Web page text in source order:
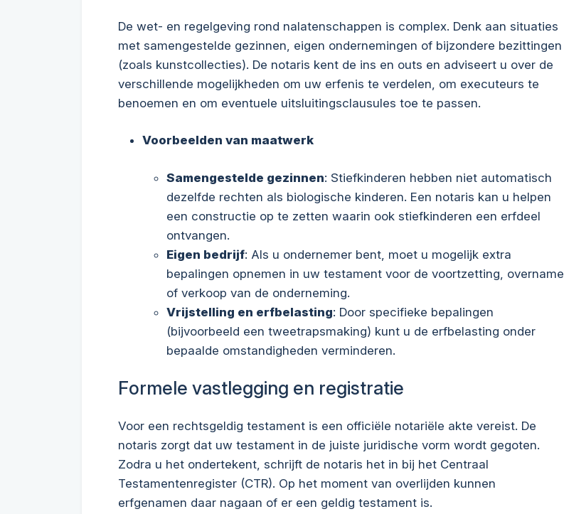
De wet- en regelgeving rond nalatenschappen is complex. Denk aan situaties
met samengestelde gezinnen, eigen ondernemingen of bijzondere bezittingen
(zoals kunstcollecties). De notaris kent de ins en outs en adviseert u over de
verschillende mogelijkheden om uw erfenis te verdelen, om executeurs te
benoemen en om eventuele uitsluitingsclausules toe te passen.
Voorbeelden van maatwerk
Samengestelde gezinnen: Stiefkinderen hebben niet automatisch
dezelfde rechten als biologische kinderen. Een notaris kan u helpen
een constructie op te zetten waarin ook stiefkinderen een erfdeel
ontvangen.
Eigen bedrijf: Als u ondernemer bent, moet u mogelijk extra
bepalingen opnemen in uw testament voor de voortzetting, overname
of verkoop van de onderneming.
Vrijstelling en erfbelasting: Door specifieke bepalingen
(bijvoorbeeld een tweetrapsmaking) kunt u de erfbelasting onder
bepaalde omstandigheden verminderen.
Formele vastlegging en registratie
Voor een rechtsgeldig testament is een officiële notariële akte vereist. De
notaris zorgt dat uw testament in de juiste juridische vorm wordt gegoten.
Zodra u het ondertekent, schrijft de notaris het in bij het Centraal
Testamentenregister (CTR). Op het moment van overlijden kunnen
erfgenamen daar nagaan of er een geldig testament is.